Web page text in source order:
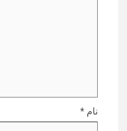
نام *